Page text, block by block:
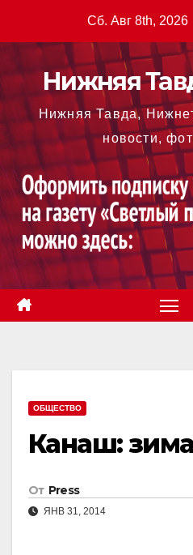
содержимому
Сб. Авг 8th, 2026
Нижняя
Нижняя Тавда,
новости,
ОБЩЕСТВО
Канаш:
От Press
ЯНВ 31, 2014